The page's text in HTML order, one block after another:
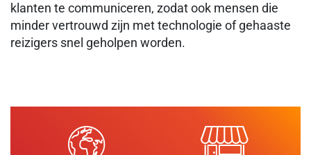
klanten te communiceren, zodat ook mensen die
minder vertrouwd zijn met technologie of gehaaste
reizigers snel geholpen worden.